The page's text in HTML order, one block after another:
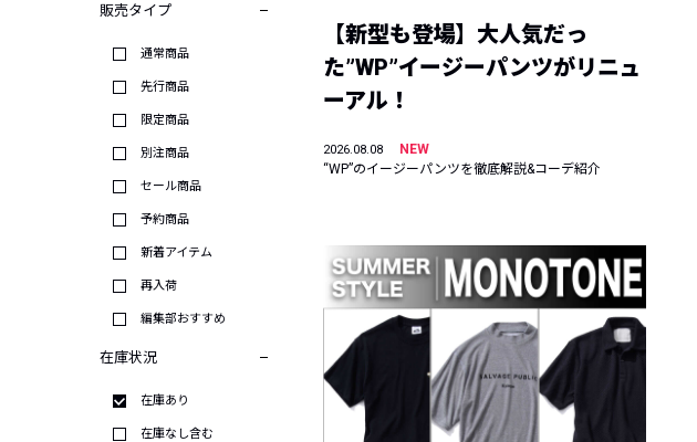
販売タイプ
通常商品
先行商品
限定商品
別注商品
セール商品
予約商品
新着アイテム
再入荷
編集部おすすめ
在庫状況
在庫あり
在庫なし含む
【新型も登場】大人気だっ
た”WP”イージーパンツがリニュ
ーアル！
2026.08.08
NEW
“WP”のイージーパンツを徹底解説&コーデ紹介